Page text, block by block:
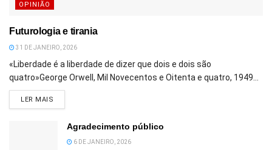
OPINIÃO
Futurologia e tirania
31 DE JANEIRO, 2026
«Liberdade é a liberdade de dizer que dois e dois são
quatro»George Orwell, Mil Novecentos e Oitenta e quatro, 1949...
LER MAIS
Agradecimento público
6 DE JANEIRO, 2026